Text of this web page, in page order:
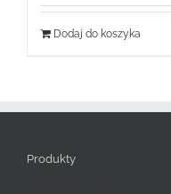
Dodaj do koszyka
Produkty